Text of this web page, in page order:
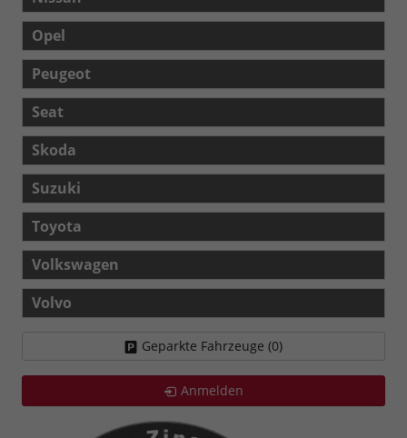
Opel
Peugeot
Seat
Skoda
Suzuki
Toyota
Volkswagen
Volvo
Geparkte Fahrzeuge (0)
Anmelden